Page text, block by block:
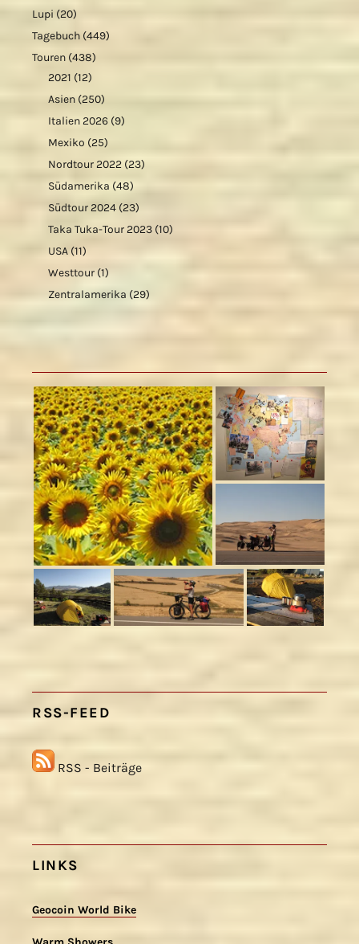
Lupi (20)
Tagebuch (449)
Touren (438)
2021 (12)
Asien (250)
Italien 2026 (9)
Mexiko (25)
Nordtour 2022 (23)
Südamerika (48)
Südtour 2024 (23)
Taka Tuka-Tour 2023 (10)
USA (11)
Westtour (1)
Zentralamerika (29)
RSS-FEED
RSS - Beiträge
LINKS
Geocoin World Bike